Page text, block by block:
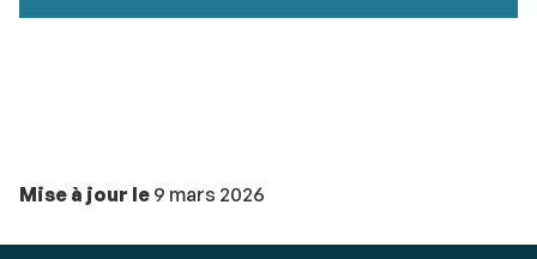
Mise à jour le 9 mars 2026